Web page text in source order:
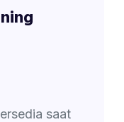
saat